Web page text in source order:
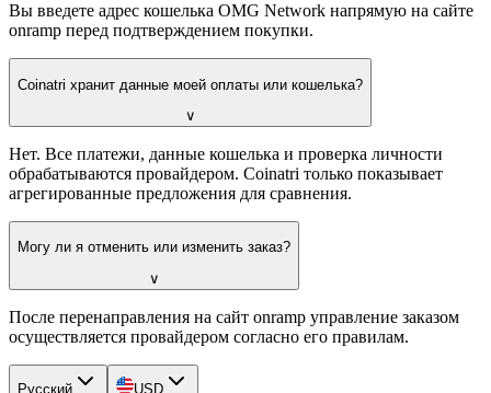
Вы введете адрес кошелька OMG Network напрямую на сайте
onramp перед подтверждением покупки.
Coinatri хранит данные моей оплаты или кошелька?
∨
Нет. Все платежи, данные кошелька и проверка личности
обрабатываются провайдером. Coinatri только показывает
агрегированные предложения для сравнения.
Могу ли я отменить или изменить заказ?
∨
После перенаправления на сайт onramp управление заказом
осуществляется провайдером согласно его правилам.
Русский USD